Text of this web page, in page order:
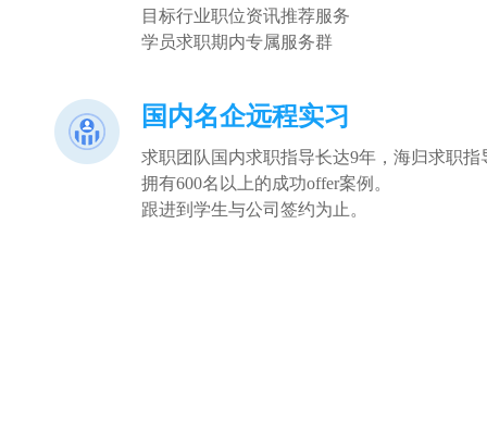
目标行业职位资讯推荐服务
学员求职期内专属服务群
国内名企远程实习
求职团队国内求职指导长达9年，海归求职指
拥有600名以上的成功offer案例。
跟进到学生与公司签约为止。